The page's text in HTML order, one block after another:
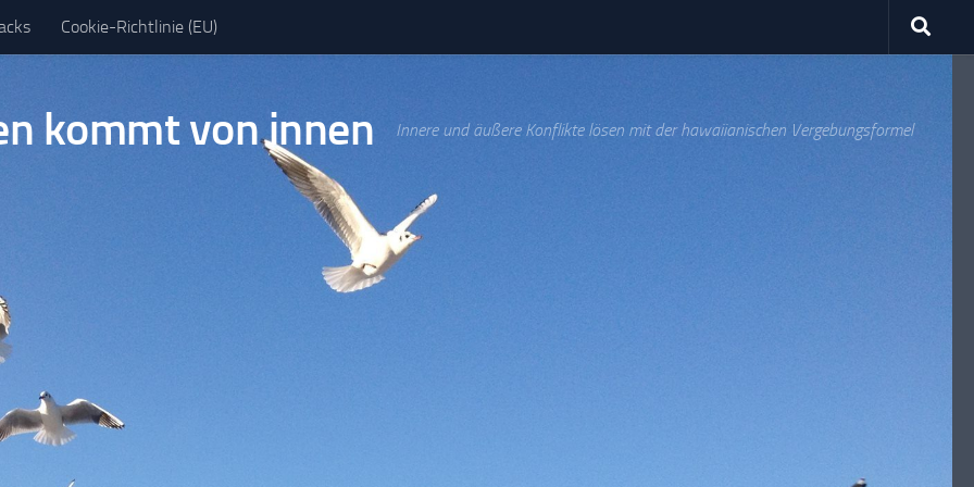
Cookie-Richtlinie (EU)
kommt von innen Innere und äußere Konflikte lösen mit der hawaiianischen Vergebungsformel